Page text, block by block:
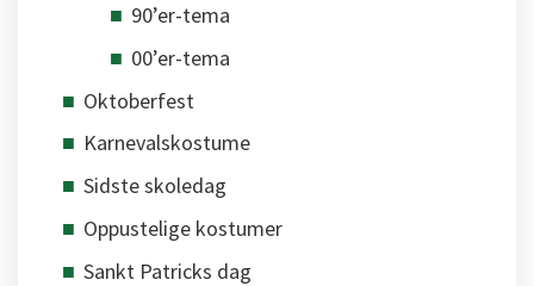
90’er-tema
00’er-tema
Oktoberfest
Karnevalskostume
Sidste skoledag
Oppustelige kostumer
Sankt Patricks dag